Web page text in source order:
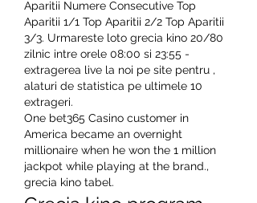
Aparitii Numere Consecutive Top
Aparitii 1/1 Top Aparitii 2/2 Top Aparitii
3/3. Urmareste loto grecia kino 20/80
zilnic intre orele 08:00 si 23:55 -
extragerea live la noi pe site pentru ,
alaturi de statistica pe ultimele 10
extrageri.
One bet365 Casino customer in
America became an overnight
millionaire when he won the 1 million
jackpot while playing at the brand.,
grecia kino tabel.